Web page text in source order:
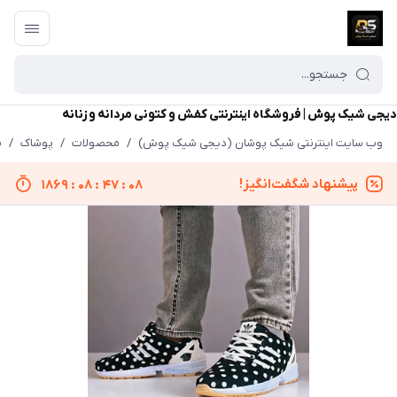
دیجی شیک پوش | فروشگاه اینترنتی کفش و کتونی مردانه و زنانه
وب سایت اینترنتی شیک پوشان (دیجی شیک پوش) / محصولات / پوشاک /
پیشنهاد شگفت‌انگیز! 1869 : 08 : 47 : 08